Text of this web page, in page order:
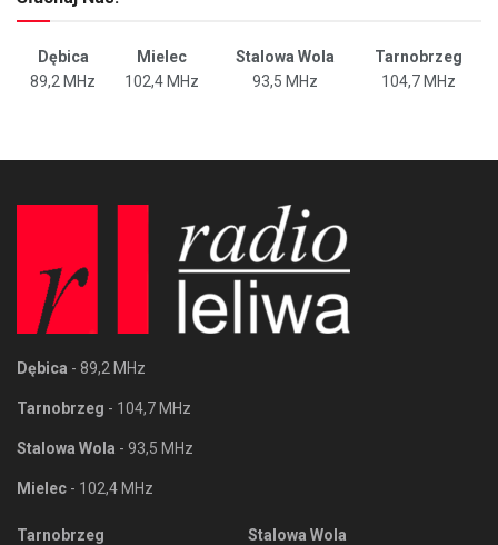
Dębica Mielec Stalowa Wola
Tarnobrzeg
89,2 MHz
102,4 MHz 93,5 MHz 104,7 MHz
Dębica - 89,2 MHz
Tarnobrzeg - 104,7 MHz
Stalowa Wola - 93,5 MHz
Mielec - 102,4 MHz
Tarnobrzeg
Stalowa Wola